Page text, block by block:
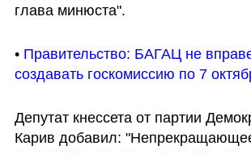
глава минюста".
• Правительство: БАГАЦ не
создавать госкомиссию по 7
Депутат кнессета от партии
Карив добавил: